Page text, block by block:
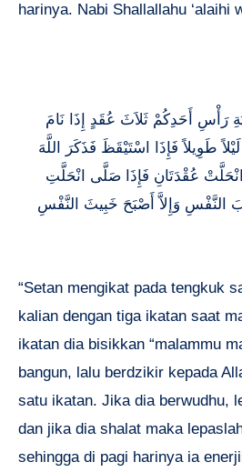
harinya. Nabi Shallallahu ‘alaihi
رَأْسِ أَحَدِكُمْ ثَلاَثَ عُقَدٍ إِذَا نَامَ
طَوِيلاً فَإِذَا اسْتَيْقَظَ فَذَكَرَ اللَّهَ
عُقْدَتَانِ فَإِذَا صَلَّى انْحَلَّتِ
النَّفْسِ وَإِلاَّ أَصْبَحَ خَبِيثَ النَّفْسِ
“Setan mengikat pada tengkuk
kalian dengan tiga ikatan saat
ikatan dia bisikkan “malammu
bangun, lalu berdzikir kepada
satu ikatan. Jika dia berwudhu,
dan jika dia shalat maka
sehingga di pagi harinya ia